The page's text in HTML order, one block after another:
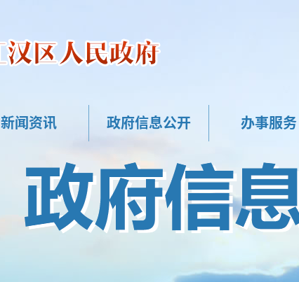
新闻资讯 政府信息公开 办事服务